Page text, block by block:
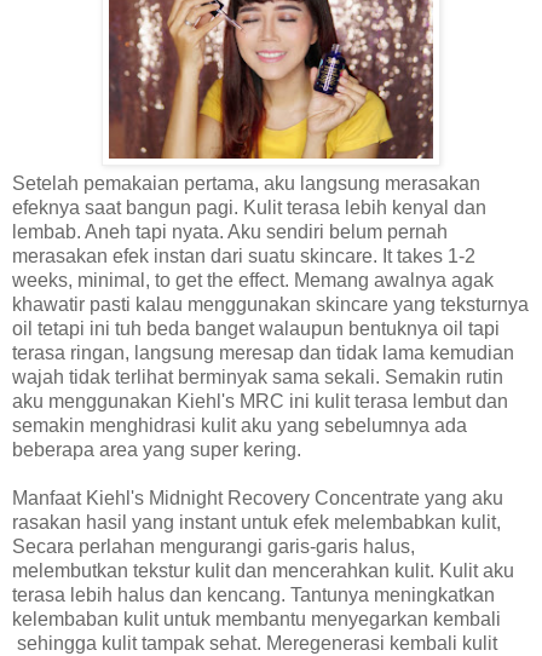
Setelah pemakaian pertama, aku langsung merasakan
efeknya saat bangun pagi. Kulit terasa lebih kenyal dan
lembab. Aneh tapi nyata. Aku sendiri belum pernah
merasakan efek instan dari suatu skincare. It takes 1-2
weeks, minimal, to get the effect. Memang awalnya agak
khawatir pasti kalau menggunakan skincare yang teksturnya
oil tetapi ini tuh beda banget walaupun bentuknya oil tapi
terasa ringan, langsung meresap dan tidak lama kemudian
wajah tidak terlihat berminyak sama sekali. Semakin rutin
aku menggunakan Kiehl's MRC ini kulit terasa lembut dan
semakin menghidrasi kulit aku yang sebelumnya ada
beberapa area yang super kering.
Manfaat Kiehl's Midnight Recovery Concentrate yang aku
rasakan hasil yang instant untuk efek melembabkan kulit,
Secara perlahan mengurangi garis-garis halus,
melembutkan tekstur kulit dan mencerahkan kulit. Kulit aku
terasa lebih halus dan kencang. Tantunya meningkatkan
kelembaban kulit untuk membantu menyegarkan kembali
sehingga kulit tampak sehat. Meregenerasi kembali kulit